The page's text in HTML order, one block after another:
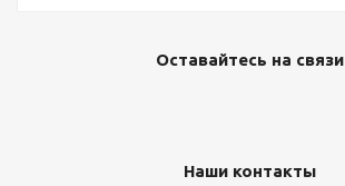
Оставайтесь на связи
Наши контакты